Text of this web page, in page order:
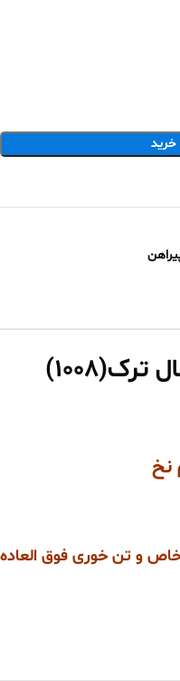
خرید
نخ
و تن خوری فوق العاده